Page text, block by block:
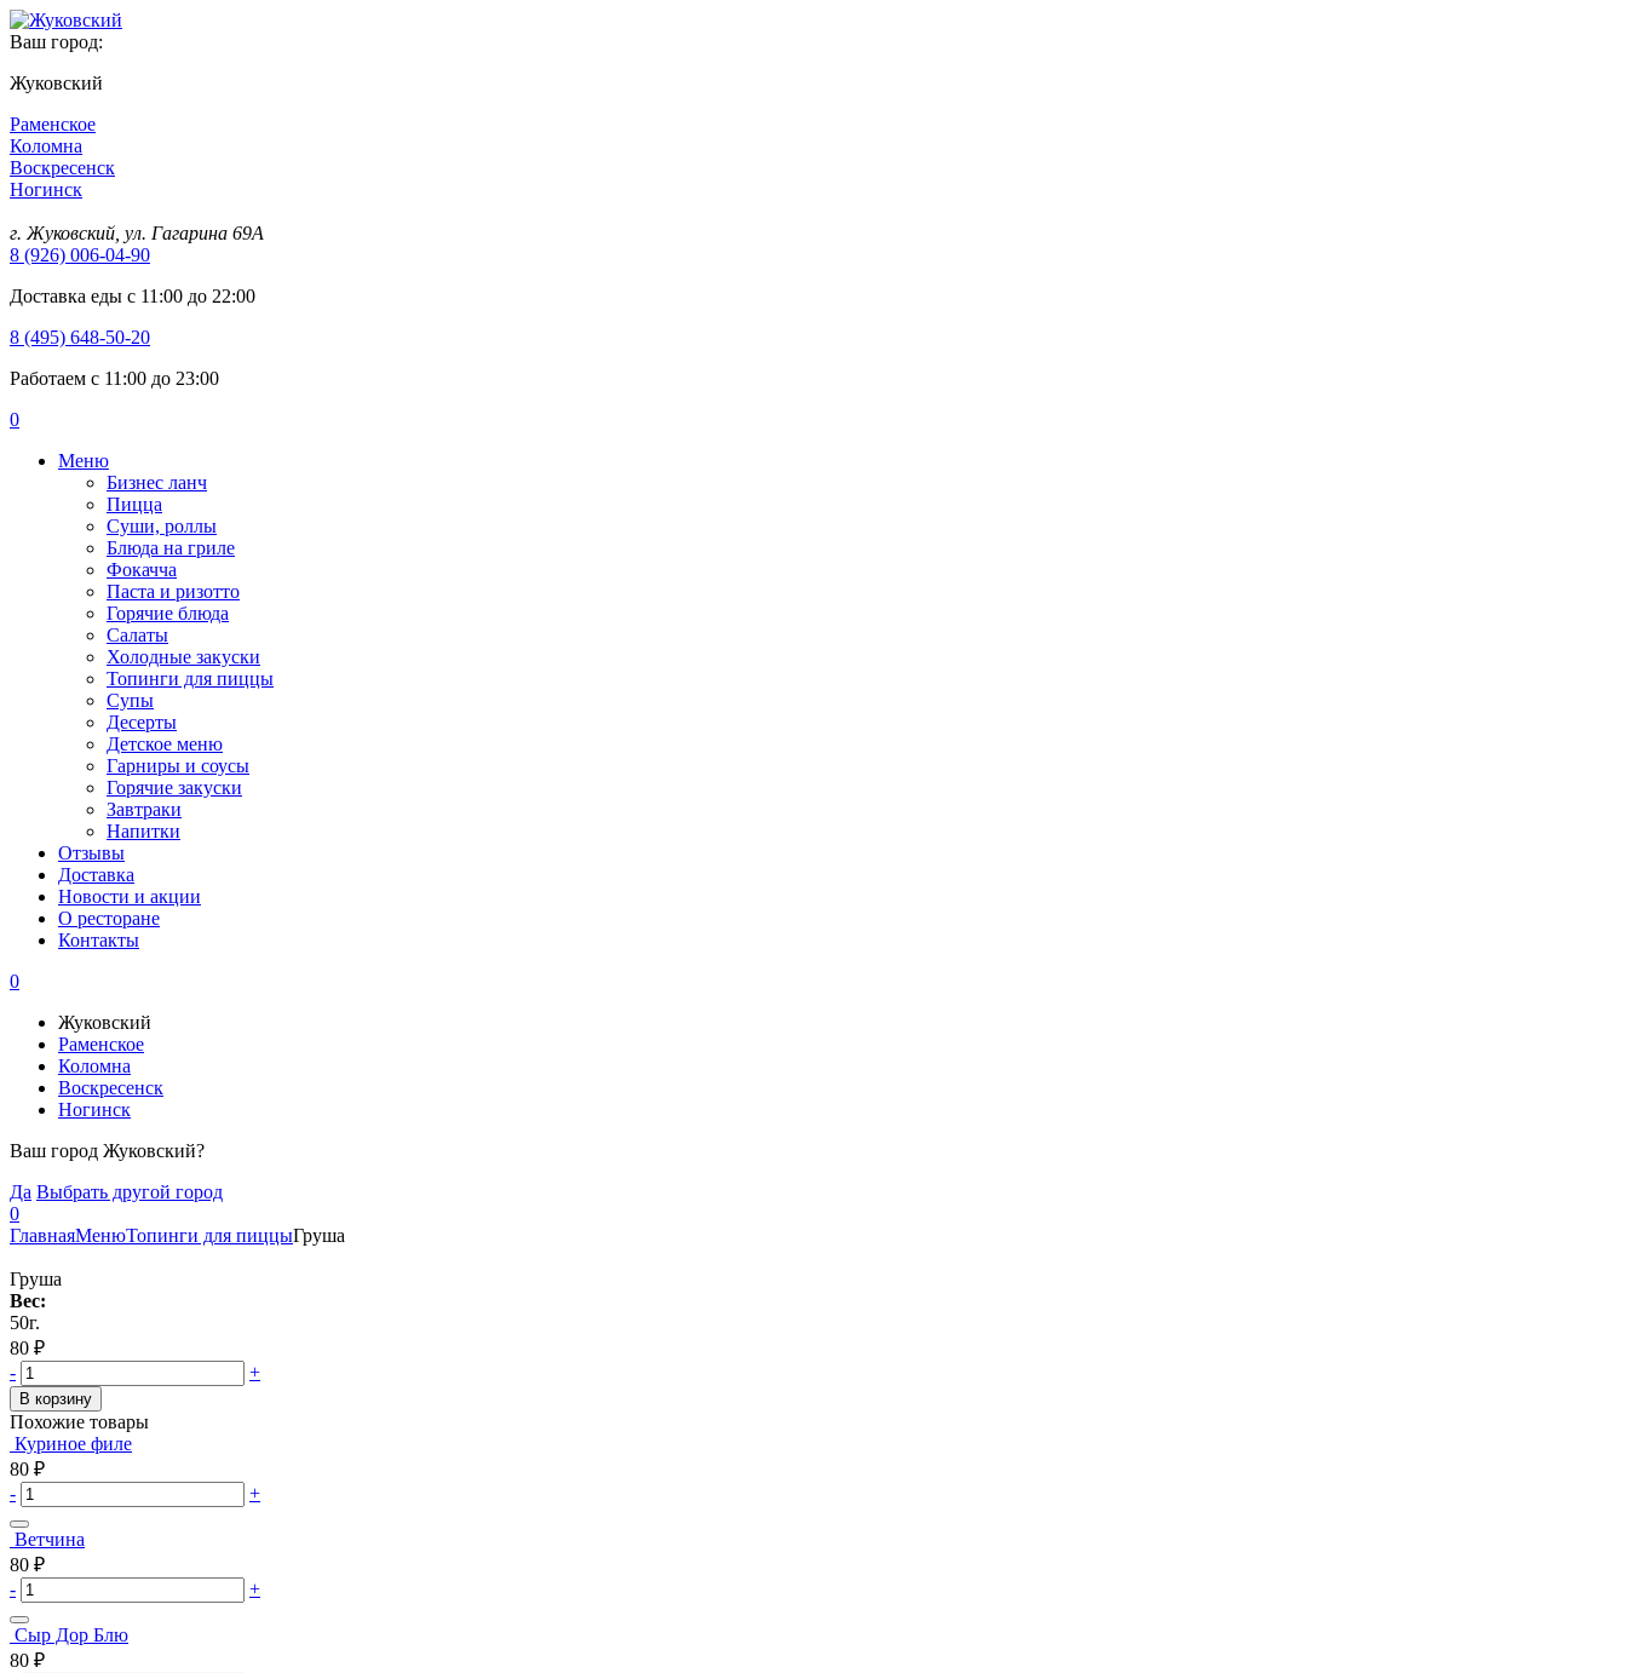
Ваш город:
Жуковский
Раменское
Коломна
Воскресенск
Ногинск
г. Жуковский, ул. Гагарина 69А
8 (926) 006-04-90
Доставка еды с 11:00 до 22:00
8 (495) 648-50-20
Работаем с 11:00 до 23:00
0
Меню
Бизнес ланч
Пицца
Суши, роллы
Блюда на гриле
Фокачча
Паста и ризотто
Горячие блюда
Салаты
Холодные закуски
Топинги для пиццы
Супы
Десерты
Детское меню
Гарниры и соусы
Горячие закуски
Завтраки
Напитки
Отзывы
Доставка
Новости и акции
О ресторане
Контакты
0
Жуковский
Раменское
Коломна
Воскресенск
Ногинск
Ваш город Жуковский?
Да Выбрать другой город
0
ГлавнаяМенюТопинги для пиццыГруша
Груша
Вес:
50г.
80 ₽
-
+
В корзину
Похожие товары
Куриное филе
80 ₽
-
+
Ветчина
80 ₽
-
+
Сыр Дор Блю
80 ₽